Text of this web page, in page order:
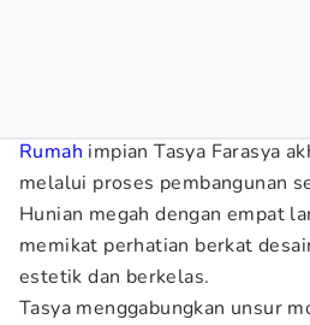
Rumah impian Tasya Farasya
melalui proses pembangunan
Hunian megah dengan empat
memikat perhatian berkat
estetik dan berkelas.
Tasya menggabungkan unsur